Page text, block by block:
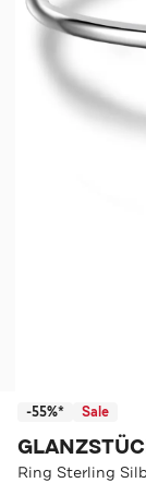
-55%* Sale
Ring Sterling